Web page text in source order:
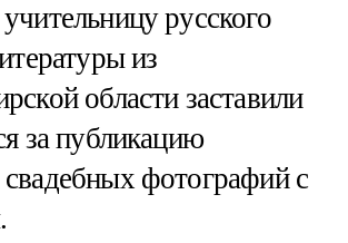
русского
из
области заставили
за публикацию
фотографий с